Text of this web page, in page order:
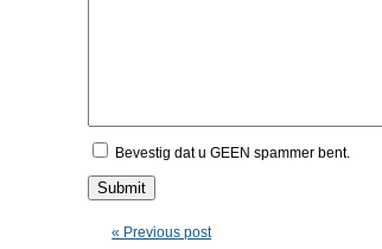
Bevestig dat u GEEN spammer bent.
« Previous post